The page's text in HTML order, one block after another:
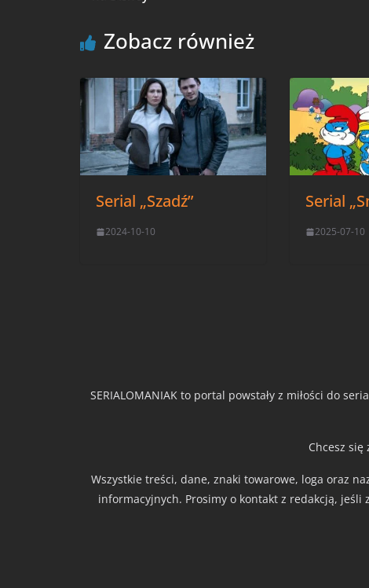
Zobacz również
Serial „Szadź”
2024-10-10
Serial
2025-07-10
SERIALOMANIAK to portal powstały z miłości do
Chcesz
Wszystkie treści, dane, znaki towarowe, loga oraz
informacyjnych. Prosimy o kontakt z redakcją,